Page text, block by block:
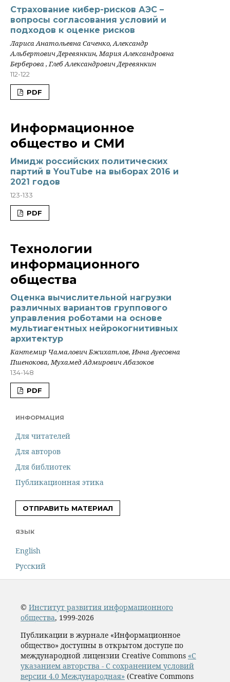
Страхование кибер-рисков АЭС –
вопросы согласования условий и
подходов к оценке рисков
Лариса Анатольевна Саченко, Александр
Альбертович Деревянкин, Мария Александровна
Берберова , Глеб Александрович Деревянкин
112-122
PDF
Информационное
общество и СМИ
Имидж российских политических
партий в YouTube на выборах 2016 и
2021 годов
123-133
PDF
Технологии
информационного
общества
Оценка вычислительной нагрузки
различных вариантов группового
управления роботами на основе
мультиагентных нейрокогнитивных
архитектур
Кантемир Чамалович Бжихатлов, Инна Ауесовна
Пшенокова, Мухамед Адмирович Абазоков
134-148
PDF
ИНФОРМАЦИЯ
Для читателей
Для авторов
Для библиотек
Публикационная этика
ОТПРАВИТЬ МАТЕРИАЛ
ЯЗЫК
English
Русский
© Институт развития информационного
общества, 1999-2026
Публикации в журнале «Информационное
общество» доступны в открытом доступе по
международной лицензии Creative Commons «С
указанием авторства - С сохранением условий
версии 4.0 Международная» (Creative Commons